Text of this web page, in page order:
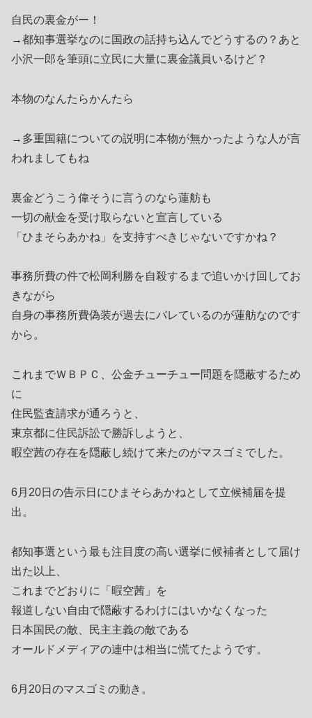
自民の裏金がー！
→都知事選挙なのに国政の話持ち込んでどうするの？あと
小沢一郎を筆頭に立民に大量に裏金議員いるけど？
本物のなんたらかんたら
→多重国籍についての説明に本物が無かったような人が言
われましてもね
裏金どうこう偉そうに言うのなら蓮舫も
一切の献金を受け取らないと宣言している
「ひまそらあかね」を支持すべきじゃないですかね？
事務所費の件で松岡利勝を自殺するまで追いかけ回してお
きながら
自身の事務所費偽装が過去にバレているのが蓮舫なのです
から。
これまでＷＢＰＣ、公金チューチュー問題を隠蔽するため
に
住民監査請求が通ろうと、
東京都に住民訴訟で勝訴しようと、
暇空茜の存在を隠蔽し続けて来たのがマスゴミでした。
6月20日の告示日にひまそらあかねとして立候補届を提
出。
都知事選という最も注目度の高い選挙に候補者として届け
出た以上、
これまでどおりに「暇空茜」を
報道しない自由で隠蔽するわけにはいかなくなった
日本国民の敵、民主主義の敵である
オールドメディアの連中は相当に慌てたようです。
6月20日のマスゴミの動き。